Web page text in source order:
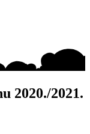
2020./2021.